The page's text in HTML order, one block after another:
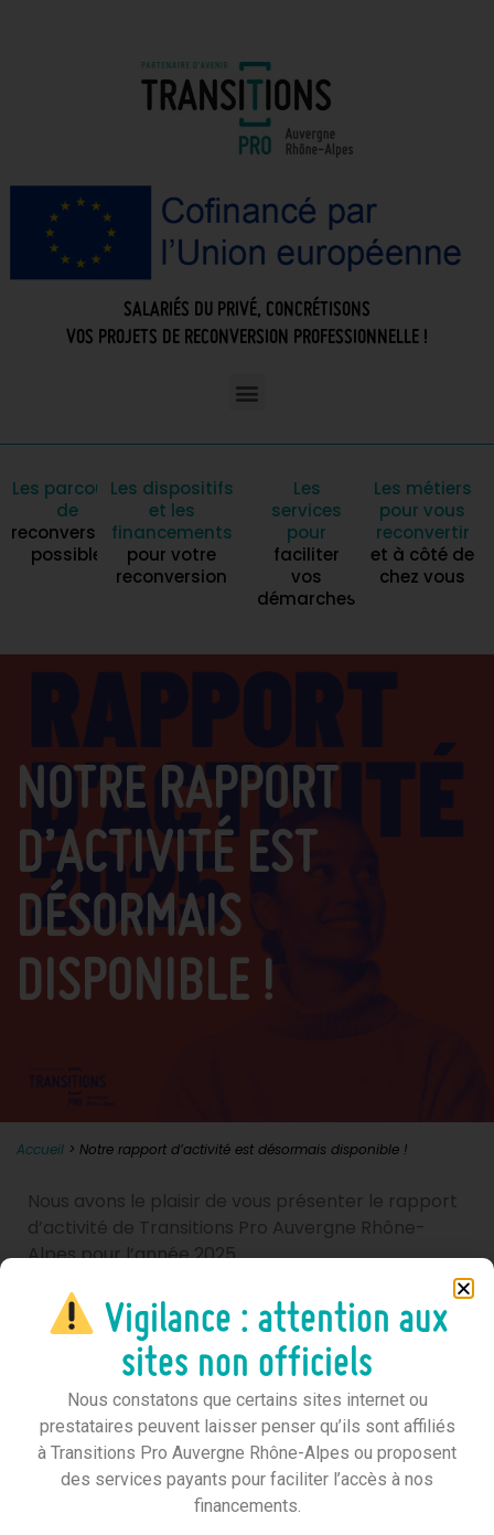
SALARIÉS DU PRIVÉ, CONCRÉTISONS
VOS PROJETS DE RECONVERSION PROFESSIONNELLE !
Les parcours
de
reconversion
possible
Les dispositifs
et les
financements
pour votre
reconversion
Les
services
pour
faciliter
vos
démarches
Les métiers
pour vous
reconvertir
et à côté de
chez vous
NOTRE RAPPORT
D’ACTIVITÉ EST
DÉSORMAIS
DISPONIBLE !
Accueil > Notre rapport d’activité est désormais disponible !
Nous avons le plaisir de vous présenter le rapport
d’activité de Transitions Pro Auvergne Rhône-
Alpes pour l’année 2025.
Vigilance : attention aux
sites non officiels
Nous constatons que certains sites internet ou
prestataires peuvent laisser penser qu’ils sont affiliés
à Transitions Pro Auvergne Rhône-Alpes ou proposent
des services payants pour faciliter l’accès à nos
financements.